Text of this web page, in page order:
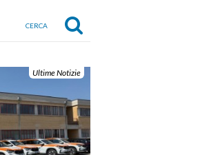
Ultime Notizie